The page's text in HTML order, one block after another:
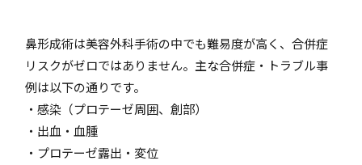
鼻形成術は美容外科手術の中でも難易度が高く、合併症
リスクがゼロではありません。主な合併症・トラブル事
例は以下の通りです。
・感染（プロテーゼ周囲、創部）
・出血・血腫
・プロテーゼ露出・変位